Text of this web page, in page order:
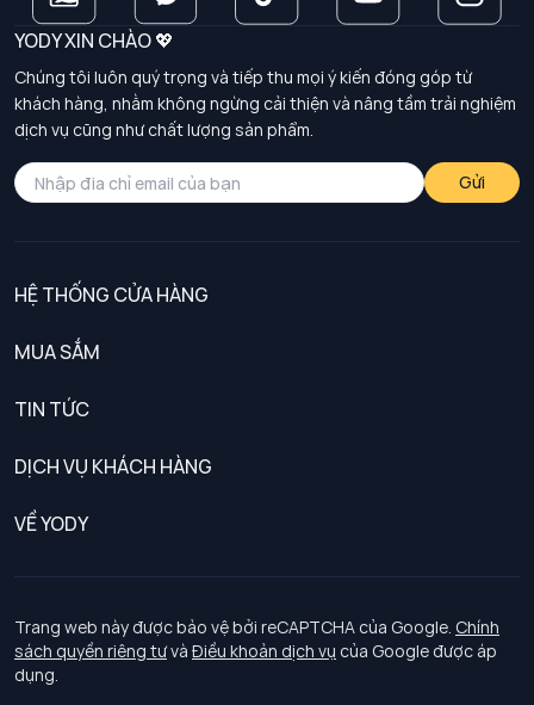
YODY XIN CHÀO 💖
Chúng tôi luôn quý trọng và tiếp thu mọi ý kiến đóng góp từ
khách hàng, nhằm không ngừng cải thiện và nâng tầm trải nghiệm
dịch vụ cũng như chất lượng sản phẩm.
Gửi
HỆ THỐNG CỬA HÀNG
MUA SẮM
TIN TỨC
DỊCH VỤ KHÁCH HÀNG
Chính sách khách hàng thân thiết
Chính sách bảo vệ dữ liệu cá nhân
Chính sách thanh toán, giao nhận
VỀ YODY
Tuyển dụng
Trang web này được bảo vệ bởi reCAPTCHA của Google. Chính
sách quyền riêng tưvà Điều khoản dịch vụ của Google được áp
dụng.